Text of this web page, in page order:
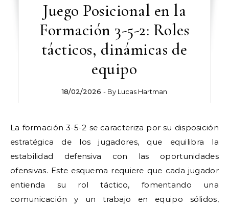
Juego Posicional en la
Formación 3-5-2: Roles
tácticos, dinámicas de
equipo
18/02/2026 - By Lucas Hartman
La formación 3-5-2 se caracteriza por su disposición
estratégica de los jugadores, que equilibra la
estabilidad defensiva con las oportunidades
ofensivas. Este esquema requiere que cada jugador
entienda su rol táctico, fomentando una
comunicación y un trabajo en equipo sólidos,